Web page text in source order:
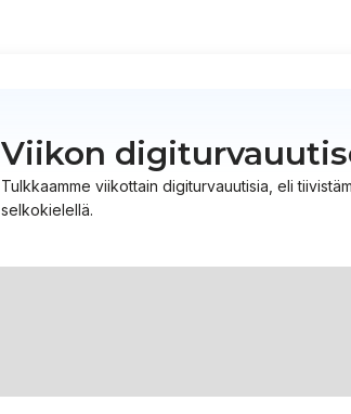
Viikon
Tulkkaamme viikottain digiturvauutisia, eli
selkokielellä.